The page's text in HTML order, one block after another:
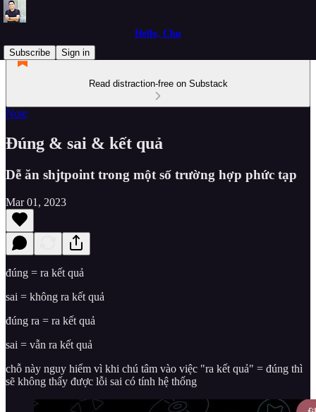
Hello, Chu
Subscribe
Sign in
Read distraction-free on Substack
Note
Đúng & sai & kết quả
Dễ ăn shjtpoint trong một số trường hợp phức tạp
Mar 01, 2023
đúng = ra kết quả
sai = không ra kết quả
đúng ra = ra kết quả
sai = vẫn ra kết quả
chỗ này nguy hiểm vì khi chú tâm vào việc "ra kết quả" = đúng thì
sẽ không thấy được lỗi sai có tính hệ thống